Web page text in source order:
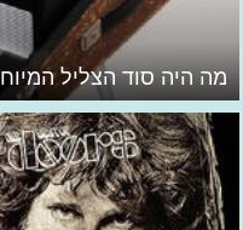
מה היה סוד הצליל